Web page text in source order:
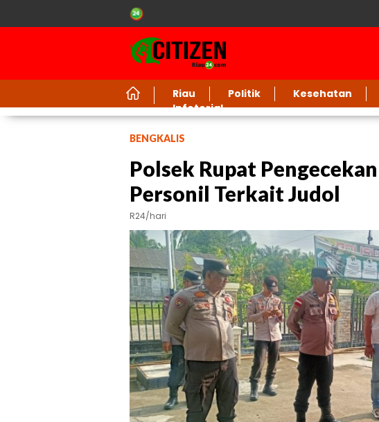
Riau Politik Kesehatan
Infotorial
BENGKALIS
Polsek Rupat
Personil Terkait Judol
R24/hari